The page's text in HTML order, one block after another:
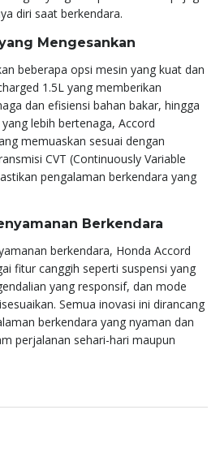
diri saat berkendara.
Mengesankan
beberapa opsi mesin yang kuat dan
1.5L yang memberikan
dan efisiensi bahan bakar, hingga
lebih bertenaga, Accord
memuaskan sesuai dengan
CVT (Continuously Variable
pengalaman berkendara yang
Berkendara
berkendara, Honda Accord
fitur canggih seperti suspensi yang
yang responsif, dan mode
Semua inovasi ini dirancang
berkendara yang nyaman dan
perjalanan sehari-hari maupun